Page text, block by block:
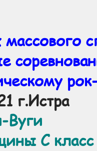
г.Истра
Вуги
С класс